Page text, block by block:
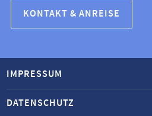
KONTAKT & ANREISE
IMPRESSUM
DATENSCHUTZ